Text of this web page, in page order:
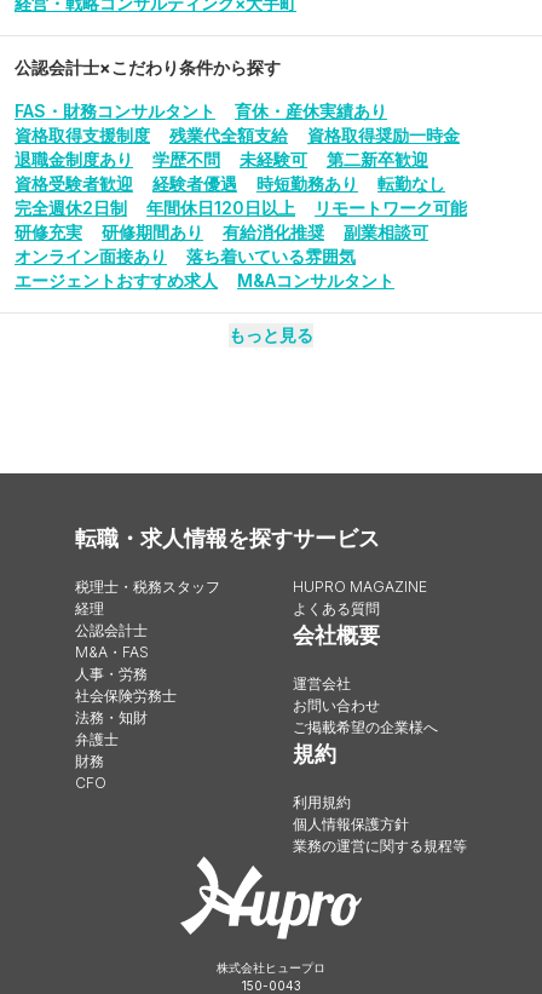
公認会計士×こだわり条件から探す
FAS・財務コンサルタント
育休・産休実績あり
資格取得支援制度
残業代全額支給
資格取得奨励一時金
退職金制度あり
学歴不問 未経験可
第二新卒歓迎
資格受験者歓迎
経験者優遇 時短勤務あり
転勤なし
完全週休2日制
年間休日120日以上
リモートワーク可能
研修充実
研修期間あり 有給消化推奨
副業相談可
オンライン面接あり
落ち着いている雰囲気
エージェントおすすめ求人
M&Aコンサルタント
もっと見る
転職・求人情報を探す
税理士・税務スタッフ
経理
公認会計士
M&A・FAS
人事・労務
社会保険労務士
法務・知財
弁護士
財務
CFO
サービス
HUPRO MAGAZINE
よくある質問
会社概要
運営会社
お問い合わせ
ご掲載希望の企業様へ
規約
利用規約
個人情報保護方針
業務の運営に関する規程等
株式会社ヒュープロ
150-0043